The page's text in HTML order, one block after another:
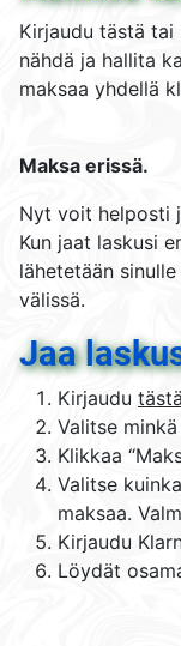
Kirjaudu tästä
nähdä ja hallita
maksaa yhdellä
Maksa erissä.
Nyt voit helposti
Kun jaat laskusi
lähetetään
välissä.
Jaa
Kirjaudu tästä​
Valitse
Klikkaa
Valitse
maksaa.
Kirjaudu
Löydät